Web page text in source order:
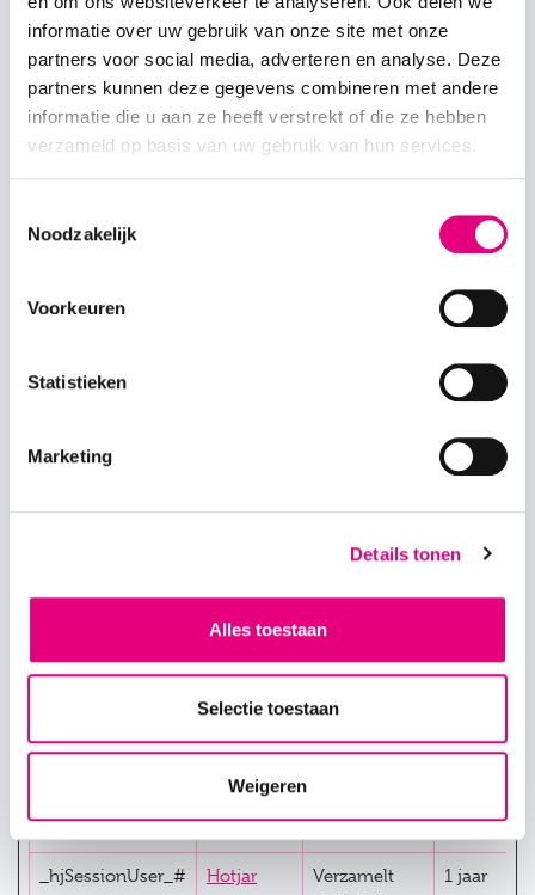
informatie over uw gebruik van onze site met onze
partners voor social media, adverteren en analyse. Deze
partners kunnen deze gegevens combineren met andere
informatie die u aan ze heeft verstrekt of die ze hebben
verzameld op basis van uw gebruik van hun services.
Noodzakelijk
Voorkeuren
Statistieken
Marketing
Details tonen
Alles toestaan
Selectie toestaan
Weigeren
het gedrag
bezoeker op
de website -
Dit wordt
gebruikt om
van de
de website,
zoals het
gemiddelde
doorgebracht
gelezen.
1 dag
_hjSessionUser_# Hotjar
Verzamelt
1 jaar